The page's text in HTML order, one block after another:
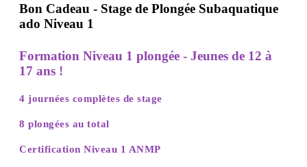
Bon Cadeau - Stage de Plongée Subaquatique
ado Niveau 1
Formation Niveau 1 plongée - Jeunes de 12 à
17 ans !
4 journées complètes de stage
8 plongées au total
Certification Niveau 1 ANMP